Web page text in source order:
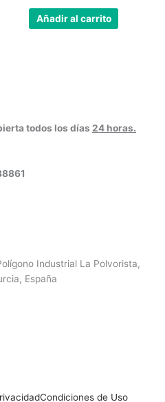
Añadir al carrito
todos los días 24 horas.
Industrial La Polvorista,
España
Condiciones de Uso